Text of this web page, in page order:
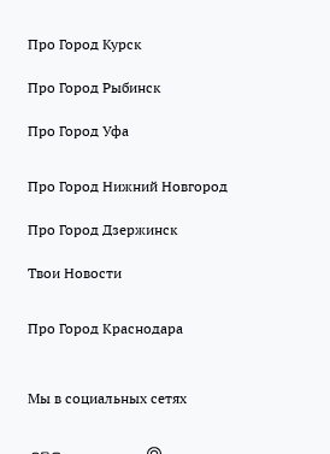
Про Город Курск
Про Город Рыбинск
Про Город Уфа
Про Город Нижний Новгород
Про Город Дзержинск
Твои Новости
Про Город Краснодара
Мы в социальных сетях